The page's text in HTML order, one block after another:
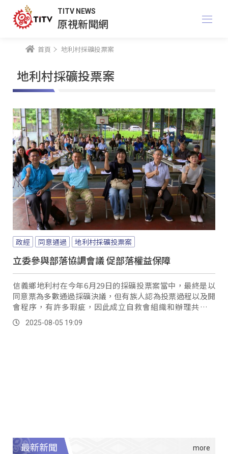
TITV NEWS
原視新聞網
首頁 地利村採礦投票案
地利村採礦投票案
政經 同意通過 地利村採礦投票案
立委參與部落協調會議 促部落權益保障
信義鄉地利村在今年6月29日的採礦投票案當中，最終是以
同意票為多數通過採礦決議，但有族人認為投票過程以及開
會程序，有許多瑕疵，因此成立自救會組織和辦理共識會
議，希望撤銷這次投票的結果；對此立法委員伍麗華也召開
協調會議，最終是決議公所提供原始文件，邀集自救會和地
2025-08-05 19:09
最新新聞